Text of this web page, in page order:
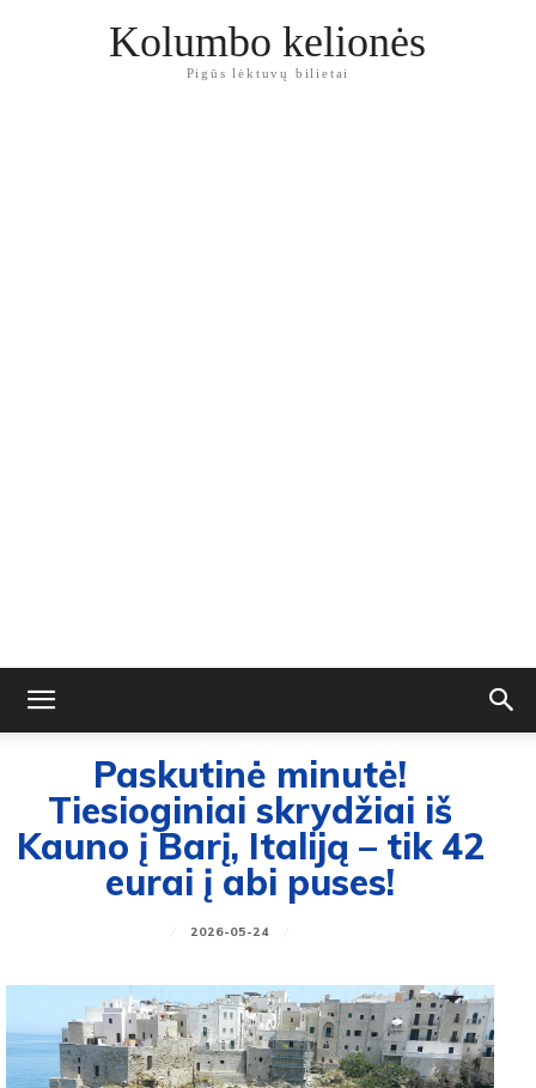
Kolumbo kelionės
Pigūs lėktuvų bilietai
Paskutinė minutė!
Tiesioginiai skrydžiai iš
Kauno į Barį, Italiją – tik 42
eurai į abi puses!
2026-05-24